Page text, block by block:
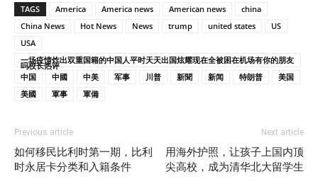
TAGS America America news American news
china
China News
Hot News News trump united states
US
USA
一场疫情炸出双重国籍的中国人平时天天出国炫耀现在全被困在机场有你的朋友
吗校长热评
中国
中國 中美 军事 川普 新聞 新闻 特朗普
美国
美國
軍事 軍備
Previous article
如何移民比利时第一期，比利
时永居卡分类和入籍条件
Next article
用海外护照，让孩子上国内顶
尖高校，成为清华北大留学生